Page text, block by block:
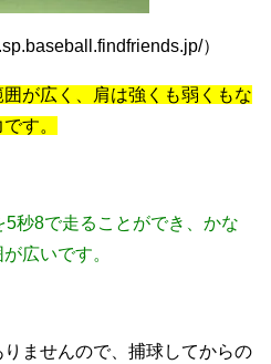
）
が広く、肩は強くも弱くもな
す。
秒8で走ることができ、かな
広いです。
ませんので、捕球してからの